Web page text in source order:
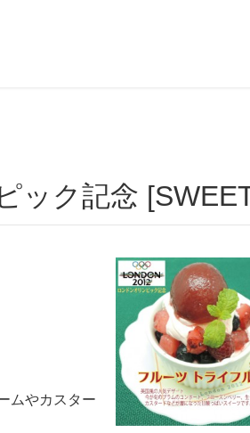
magatama.net/wp-
ック記念
ムやカスター